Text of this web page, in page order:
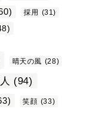
採用 (31)
晴天の風 (28)
(94)
笑顔 (33)